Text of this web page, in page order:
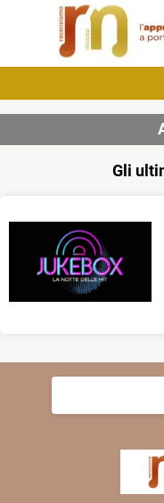
Gli
Ricerca